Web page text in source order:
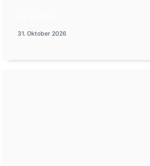
31. Oktober 2026